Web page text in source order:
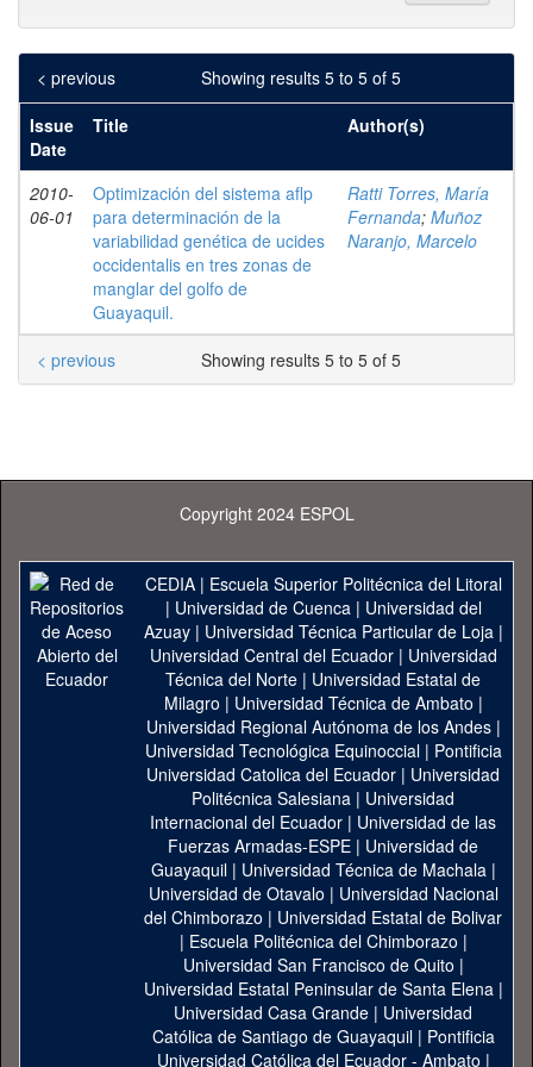
Showing results 5 to 5 of 5
< previous
Issue
Date
Title Author(s)
2010-
06-01
Optimización del sistema aflp
para determinación de la
variabilidad genética de ucides
occidentalis en tres zonas de
manglar del golfo de
Guayaquil.
Ratti Torres, María
Fernanda; Muñoz
Naranjo, Marcelo
Showing results 5 to 5 of 5
< previous
Copyright 2024 ESPOL
CEDIA| Escuela Superior Politécnica del Litoral
| Universidad de Cuenca| Universidad del
Azuay| Universidad Técnica Particular de Loja|
Universidad Central del Ecuador| Universidad
Técnica del Norte | Universidad Estatal de
Milagro | Universidad Técnica de Ambato |
Universidad Regional Autónoma de los Andes|
Universidad Tecnológica Equinoccial| Pontificia
Universidad Catolica del Ecuador | Universidad
Politécnica Salesiana | Universidad
Internacional del Ecuador | Universidad de las
Fuerzas Armadas-ESPE | Universidad de
Guayaquil| Universidad Técnica de Machala|
Universidad de Otavalo | Universidad Nacional
del Chimborazo | Universidad Estatal de Bolivar
| Escuela Politécnica del Chimborazo |
Universidad San Francisco de Quito |
Universidad Estatal Peninsular de Santa Elena|
Universidad Casa Grande | Universidad
Católica de Santiago de Guayaquil| Pontificia
Universidad Católica del Ecuador - Ambato |